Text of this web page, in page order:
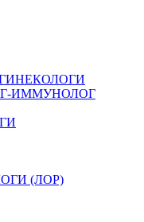
ИММУНОЛОГ
(ЛОР)